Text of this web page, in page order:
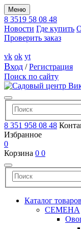
Меню
8 3519 58 08 48
Новости Где купить
Проверить заказ
vk ok yt
Вход /Регистрация
Поиск по сайту
8 351 958 08 48
Избранное
0
Корзина 0 0
Каталог товаров
СЕМЕНА